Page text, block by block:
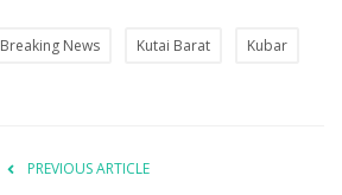
Breaking News Kutai Barat Kubar
PREVIOUS ARTICLE